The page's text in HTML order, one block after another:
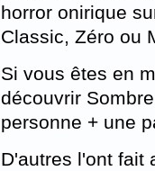
horror onirique
Classic, Zéro ou
Si vous êtes en
découvrir
personne + une
D'autres l'ont fait